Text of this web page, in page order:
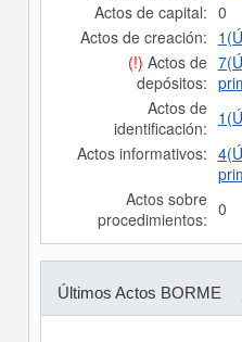
Actos de capital: 0
Actos de creación:
(!) Actos de
depósitos:
Actos de
identificación:
Actos informativos:
Actos sobre
procedimientos: 0
Últimos Actos BORME